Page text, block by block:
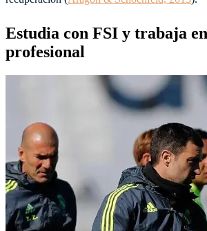
Estudia con FSI y trabaja
profesional